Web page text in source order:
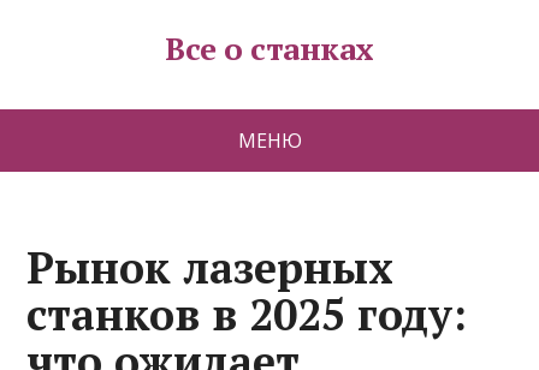
Все о станках
МЕНЮ
Рынок лазерных
станков в 2025 году: